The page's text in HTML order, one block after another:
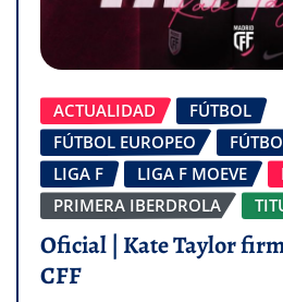
ACTUALIDAD
FÚTBOL
FÚTBOL EUROPEO
LIGA F
LIGA F MOEVE
PRIMERA IBERDROLA
Oficial | Kate Taylor
CFF